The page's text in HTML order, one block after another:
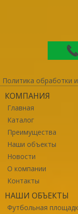
Политика обработки
КОМПАНИЯ
Главная
Каталог
Преимущества
Наши объекты
Новости
О компании
Контакты
НАШИ ОБЪЕКТЫ
Футбольная